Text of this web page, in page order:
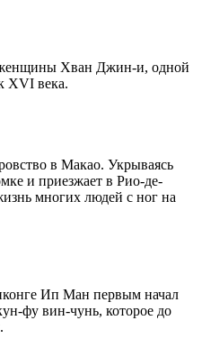
женщины Хван Джин-и, одной
XVI века.
в Макао. Укрываясь
и приезжает в Рио-де-
многих людей с ног на
Ип Ман первым начал
фу вин-чунь, которое до